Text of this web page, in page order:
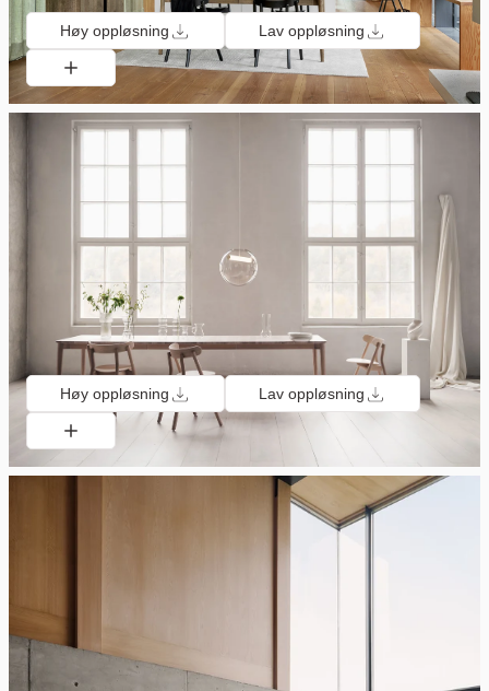
Høy oppløsning Lav oppløsning
Høy oppløsning Lav oppløsning